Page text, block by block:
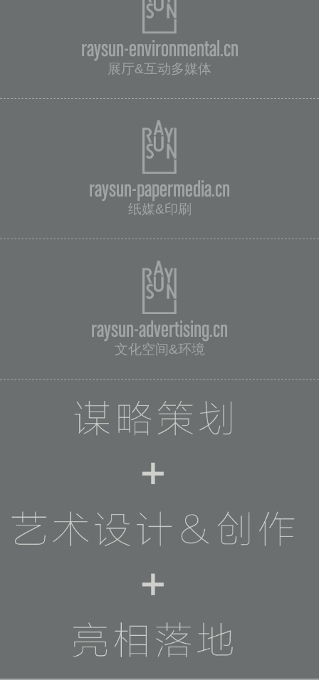
raysun-environmental.cn
展厅&互动多媒体
raysun-papermedia.cn
纸媒&印刷
raysun-advertising.cn
文化空间&环境